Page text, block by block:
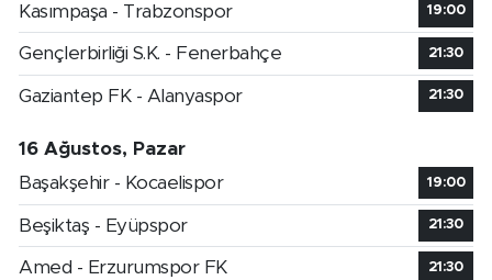
Kasımpaşa - Trabzonspor 19:00
Gençlerbirliği S.K. - Fenerbahçe 21:30
Gaziantep FK - Alanyaspor 21:30
16 Ağustos, Pazar
Başakşehir - Kocaelispor
19:00
Beşiktaş - Eyüpspor 21:30
Amed - Erzurumspor FK 21:30